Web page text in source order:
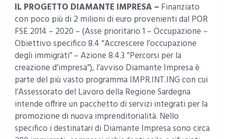
IL PROGETTO DIAMANTE IMPRESA – Finanziato
con poco più di 2 milioni di euro provenienti dal POR
FSE 2014 – 2020 – (Asse prioritario 1 – Occupazione –
Obiettivo specifico 8.4 “Accrescere l’occupazione
degli immigrati” – Azione 8.4.3 “Percorsi per la
creazione d’impresa”), l’avviso Diamante Impresa è
parte del più vasto programma IMPR.INT.ING con cui
l’Assessorato del Lavoro della Regione Sardegna
intende offrire un pacchetto di servizi integrati per la
promozione di nuova imprenditorialità. Nello
specifico i destinatari di Diamante Impresa sono circa